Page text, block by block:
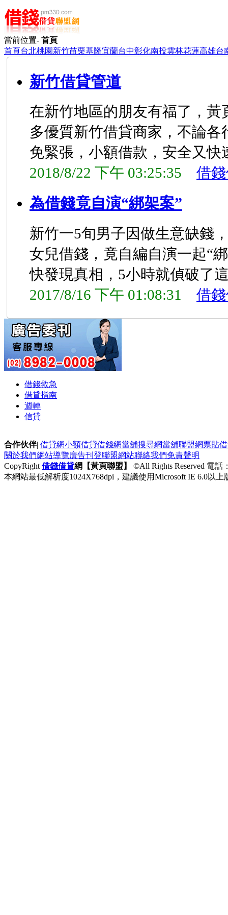
當前位置- 首頁
首頁台北桃園 新竹苗栗基隆宜蘭台中彰化南投雲林花蓮高雄台
新竹借貸管道
在新竹地區的朋友有福了，黃
多優質新竹借貸商家，不論
免緊張，小額借款，安全又
2018/8/22 下午 03:25:35
借
為借錢竟自演“綁架案”
新竹一5旬男子因做生意缺錢
女兒借錢，竟自編自演一起“
快發現真相，5小時就偵破了
2017/8/16 下午 01:08:31
借
借錢救急
借貸指南
週轉
信貸
合作伙伴| 借貸網小額借貸借錢網當舖搜尋網當舖聯盟網票貼
關於我們網站導覽廣告刊登聯盟網站聯絡我們免責聲明
CopyRight 借錢借貸網【黃頁聯盟】
©All Rights Reserved 電話
本網站最低解析度1024X768dpi，建議使用Microsoft IE 6.0以上